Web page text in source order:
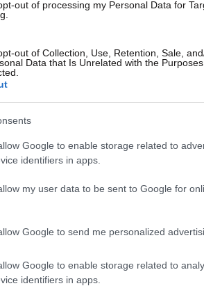
out of processing my Personal Data for
out of Collection, Use, Retention, Sale,
Data that Is Unrelated with the
Google to enable storage related to
identifiers in apps.
my user data to be sent to Google for
Google to send me personalized
Google to enable storage related to
identifiers in apps.
και τον μετέφεραν αμέσως
την υγεία του το
ενημερώσεις θα γίνουν από τον